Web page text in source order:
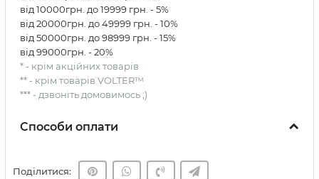
від 10000грн. до 19999 грн. - 5%
від 20000грн. до 49999 грн. - 10%
від 50000грн. до 98999 грн. - 15%
від 99000грн. - 20%
* - крім акційних товарів
** - крім товарів VOLTER™
*** - дзвоніть домовимось ;)
Способи оплати
Поділитися: